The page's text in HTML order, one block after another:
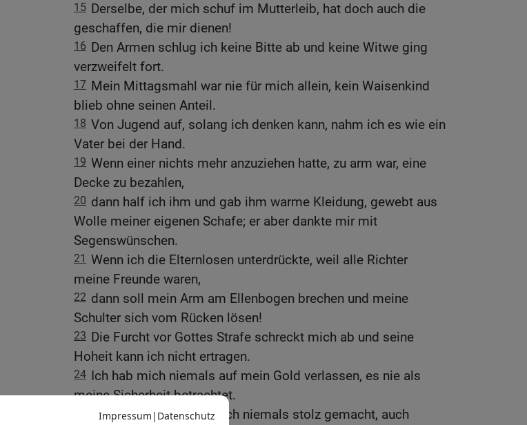
15 Derselbe, der mich schuf im Mutterleib, hat doch auch die
geschaffen, die mir dienen!
16 Den Armen schlug ich keine Bitte ab und keine Witwe ging
verzweifelt fort.
17 Mein Mittagsmahl war nie für mich allein, kein Waisenkind
blieb ohne seinen Anteil.
18 Von Jugend auf, solang ich denken kann, nahm ich es wie ein
Vater bei der Hand.
19 Wenn einer nichts mehr anzuziehen hatte, zu arm war, eine
Decke zu bezahlen,
20 dann half ich ihm und gab ihm warme Kleidung, gewebt aus
Wolle meiner eigenen Schafe; er aber dankte mir mit
Segenswünschen.
21 Wenn ich die Elternlosen unterdrückte, weil alle Richter
meine Freunde waren,
22 dann soll mein Arm am Ellenbogen brechen und meine
Schulter sich vom Rücken lösen!
23 Die Furcht vor Gottes Strafe schreckt mich ab und seine
Hoheit kann ich nicht ertragen.
24 Ich hab mich niemals auf mein Gold verlassen, es nie als
meine Sicherheit betrachtet.
Mein Wohlstand hat mich niemals stolz gemacht, auch